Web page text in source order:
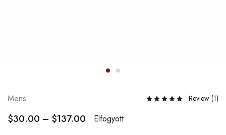
Mens Review (1)
$30.00 – $137.00
Elfogyott